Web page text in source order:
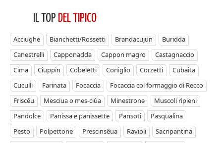
IL TOP DEL TIPICO
Acciughe Bianchetti/Rossetti Brandacujun
Buridda
Canestrelli
Capponadda Cappon magro
Castagnaccio
Cima
Ciuppin Cobeletti Coniglio Corzetti
Cubaita
Cuculli
Farinata Focaccia
Focaccia col formaggio di Recco
Friscêu
Mesciua o mes-ciùa Minestrone
Muscoli ripieni
Pandolce
Panissa e panissette Pansoti
Pasqualina
Pesto
Polpettone Prescinsêua Ravioli
Sacripantina